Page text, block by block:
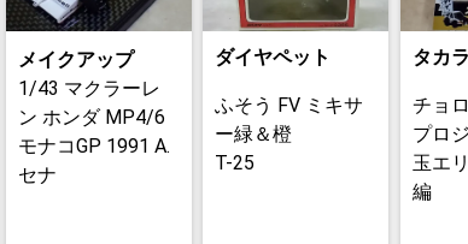
メイクアップ
1/43 マクラーレ
ン ホンダ MP4/6
モナコGP 1991 A.
セナ
ダイヤペット
ふそう FV ミキサ
ー緑＆橙
T-25
タカ
チョ
プロ
玉エ
編